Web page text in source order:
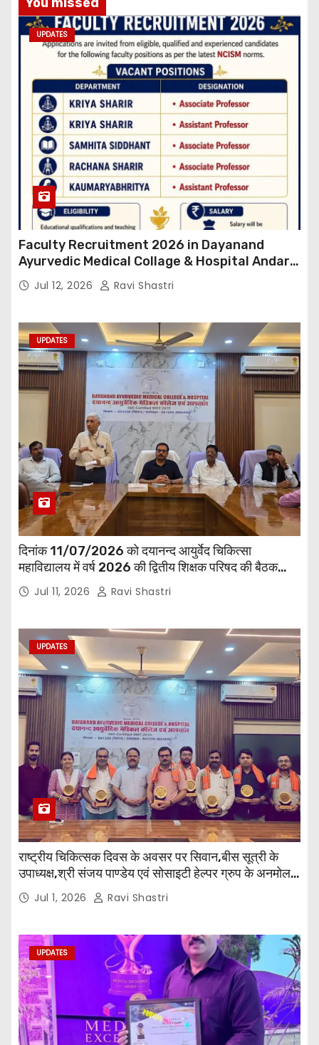
You missed
UPDATES
Faculty Recruitment 2026 in Dayanand
Ayurvedic Medical Collage & Hospital Andar
Road ,Siwan
Jul 12, 2026 Ravi Shastri
UPDATES
दिनांक 11/07/2026 को दयानन्द आयुर्वेद चिकित्सा
महाविद्यालय में वर्ष 2026 की द्वितीय शिक्षक परिषद की बैठक
प्राचार्य की अध्यक्षता में हुई। बैठक मे महाविद्यालय सभी
विभागाध्यक्ष एवं शिक्षक सम्मिलित हुए।
Jul 11, 2026 Ravi Shastri
UPDATES
राष्ट्रीय चिकित्सक दिवस के अवसर पर सिवान,बीस सूत्री के
उपाध्यक्ष,श्री संजय पाण्डेय एवं सोसाइटी हेल्पर ग्रुप के अनमोल
जी तथा इनर व्हील क्लब की अध्यक्षा श्रीमती आरती अलोक वर्मा
एवं उनकी टीम द्वारा महाविद्यालय के प्राचार्य डॉ. सुधांशु शेखर
Jul 1, 2026 Ravi Shastri
UPDATES